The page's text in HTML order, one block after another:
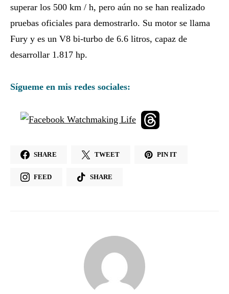
superar los 500 km / h, pero aún no se han realizado
pruebas oficiales para demostrarlo. Su motor se llama
Fury y es un V8 bi-turbo de 6.6 litros, capaz de
desarrollar 1.817 hp.
Sígueme en mis redes sociales:
SHARE TWEET PIN IT
FEED SHARE